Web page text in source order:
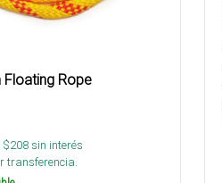
Floating Rope
$208sin interés
transferencia.